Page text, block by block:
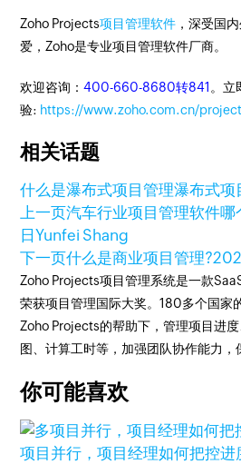
Zoho Projects项目管理软件 ，深受国
爱，Zoho是专业项目管理软件厂商。
欢迎咨询：400-660-8680转841 。立
验: https://www.zoho.com.cn/
相关话题
什么是瀑布式项目管理瀑布式项
上一页汽车行业项目管理软件哪
日Yunfei Shang
下一页什么是商业项目管理?
Zoho Projects项目管理系统是一款
荣获项目管理国际大奖。180多个国家
Zoho Projects的帮助下，管理项目进
图、计算工时等，加强团队协作能力，
你可能喜欢
项目并行，项目经理如何把控进